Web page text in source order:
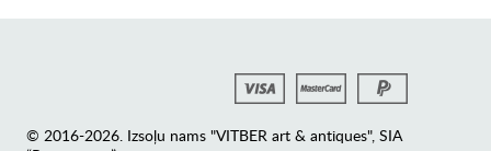
© 2016-2026. Izsoļu nams "VITBER art & antiques", SIA